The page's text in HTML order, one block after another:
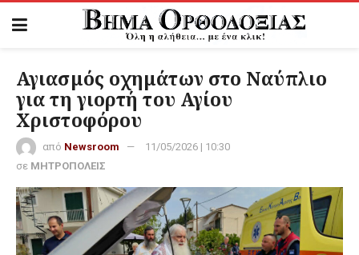
Αγιασμός οχημάτων στο Ναύπλιο
για τη γιορτή του Αγίου
Χριστοφόρου
από Newsroom
11/05/2026 | 10:30
σε ΜΗΤΡΟΠΟΛΕΙΣ